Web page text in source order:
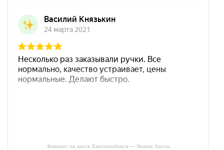
Фаворит на карте Екатеринбурга — Яндекс Карты